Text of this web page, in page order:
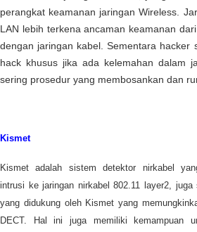
perangkat keamanan jaringan Wireless.
LAN lebih terkena ancaman keamanan
dengan jaringan kabel. Sementara hacker
hack khusus jika ada kelemahan dalam
sering prosedur yang membosankan dan
Kismet
Kismet adalah sistem detektor nirkabel
intrusi ke jaringan nirkabel 802.11 layer2, juga
yang didukung oleh Kismet yang
DECT. Hal ini juga memiliki kemampuan